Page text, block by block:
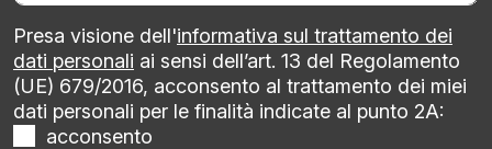
Presa visione dell'informativa sul trattamento dei
dati personali ai sensi dell’art. 13 del Regolamento
(UE) 679/2016, acconsento al trattamento dei miei
dati personali per le finalità indicate al punto 2A:
acconsento